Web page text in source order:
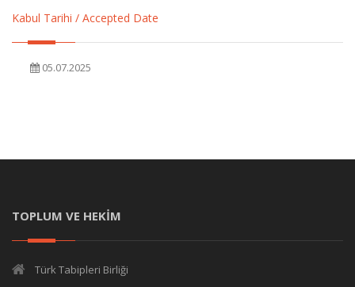
Kabul Tarihi / Accepted Date
05.07.2025
TOPLUM VE HEKİM
Türk Tabipleri Birliği